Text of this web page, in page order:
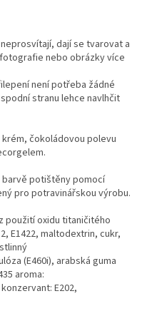
dají se tvarovat a
nebo obrázky více
není potřeba žádné
stranu lehce navlhčit
čokoládovou polevu
potištěny pomocí
pro potravinářskou výrobu.
použití oxidu titaničitého
E1422, maltodextrin, cukr,
(E460i), arabská guma
aroma:
E202,